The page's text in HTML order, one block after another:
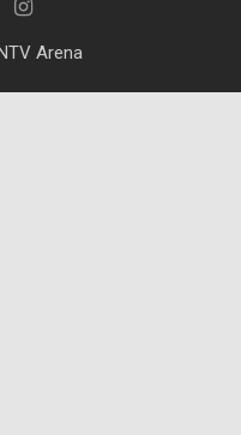
NTV Arena